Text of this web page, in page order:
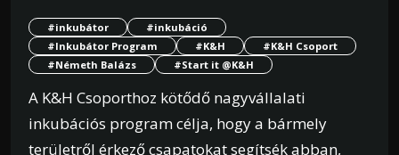
#inkubátor
#inkubáció
#Inkubátor Program
#K&H
#K&H Csoport
#Németh Balázs
#Start it @K&H
A K&H Csoporthoz kötődő nagyvállalati
inkubációs program célja, hogy a bármely
területről érkező csapatokat segítsék abban,